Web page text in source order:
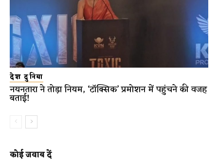
देश दुनिया
नयनतारा ने तोड़ा नियम, ‘टॉक्सिक’ प्रमोशन में पहुंचने की वजह
बताई!
कोई जवाब दें